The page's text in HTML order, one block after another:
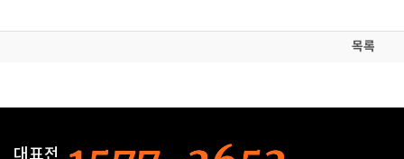
목록